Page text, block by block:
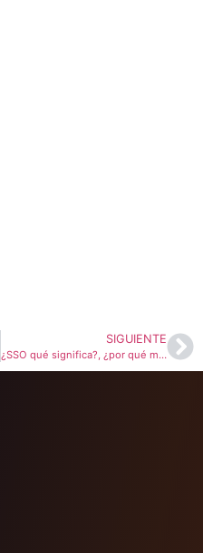
SIGUIENTE
¿SSO qué significa?, ¿por qué mejora la seguridad?